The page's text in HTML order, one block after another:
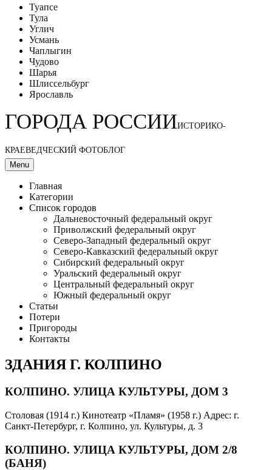
Туапсе
Тула
Углич
Усмань
Чаплыгин
Чудово
Шарья
Шлиссельбург
Ярославль
ГОРОДА РОССИИИСТОРИКО-
КРАЕВЕДЧЕСКИЙ ФОТОБЛОГ
Menu
Главная
Категории
Список городов
Дальневосточный федеральный округ
Приволжский федеральный округ
Северо-Западный федеральный округ
Северо-Кавказский федеральный округ
Сибирский федеральный округ
Уральский федеральный округ
Центральный федеральный округ
Южный федеральный округ
Статьи
Потери
Пригороды
Контакты
ЗДАНИЯ Г. КОЛПИНО
КОЛПИНО. УЛИЦА ​КУЛЬТУРЫ, ДОМ 3
Столовая (1914 г.) Кинотеатр «Пламя» (1958 г.) Адрес: г.
Санкт-Петербург, г. Колпино, ул. Культуры, д. 3
КОЛПИНО. УЛИЦА ​КУЛЬТУРЫ, ДОМ 2/8
(БАНЯ)